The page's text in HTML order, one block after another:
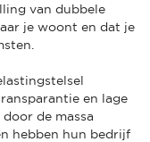
van dubbele
je woont en dat je
en lage
de massa
hebben hun bedrijf